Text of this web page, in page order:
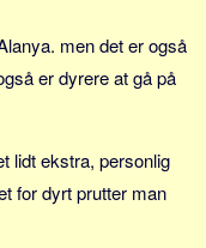
men det er også
er dyrere at gå på
lidt ekstra, personlig
for dyrt prutter man